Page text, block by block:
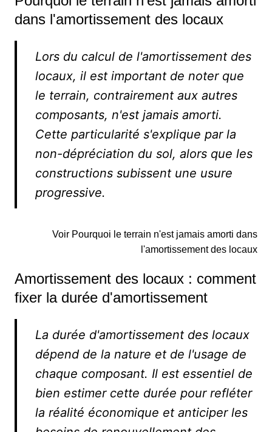
dans l'amortissement des locaux
Lors du calcul de l'amortissement des
locaux, il est important de noter que
le terrain, contrairement aux autres
composants, n'est jamais amorti.
Cette particularité s'explique par la
non-dépréciation du sol, alors que les
constructions subissent une usure
progressive.
Voir Pourquoi le terrain n'est jamais amorti dans
l'amortissement des locaux
Amortissement des locaux : comment
fixer la durée d'amortissement
La durée d'amortissement des locaux
dépend de la nature et de l'usage de
chaque composant. Il est essentiel de
bien estimer cette durée pour refléter
la réalité économique et anticiper les